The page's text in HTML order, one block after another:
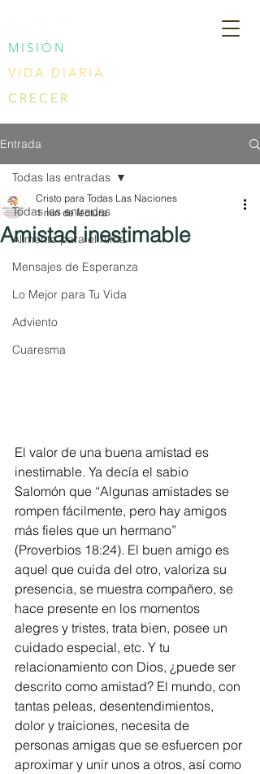
MISIÓN
VIDA DIARIA
CRECER
Entrada
Todas las entradas
Alimento para el Alma
Mensajes de Esperanza
Lo Mejor para Tu Vida
Adviento
Cuaresma
Todas las entradas
Amistad inestimable
Cristo para Todas Las Naciones
1 min de lectura
El valor de una buena amistad es
inestimable. Ya decía el sabio
Salomón que “Algunas amistades se
rompen fácilmente, pero hay amigos
más fieles que un hermano”
(Proverbios 18:24). El buen amigo es
aquel que cuida del otro, valoriza su
presencia, se muestra compañero, se
hace presente en los momentos
alegres y tristes, trata bien, posee un
cuidado especial, etc. Y tu
relacionamiento con Dios, ¿puede ser
descrito como amistad? El mundo, con
tantas peleas, desentendimientos,
dolor y traiciones, necesita de
personas amigas que se esfuercen por
aproximar y unir unos a otros, así como